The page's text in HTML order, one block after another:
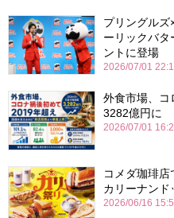
プリングル
ーリックバ
ントに登場
2026/07/01
外食市場、
3282億円に
2026/07/01
コメダ珈琲
カリーナン
2026/06/16